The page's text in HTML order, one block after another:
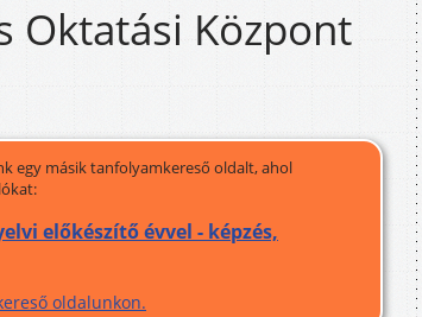
Oktatási Központ
egy másik tanfolyamkereső oldalt, ahol
előkészítő évvel - képzés,
oldalunkon.